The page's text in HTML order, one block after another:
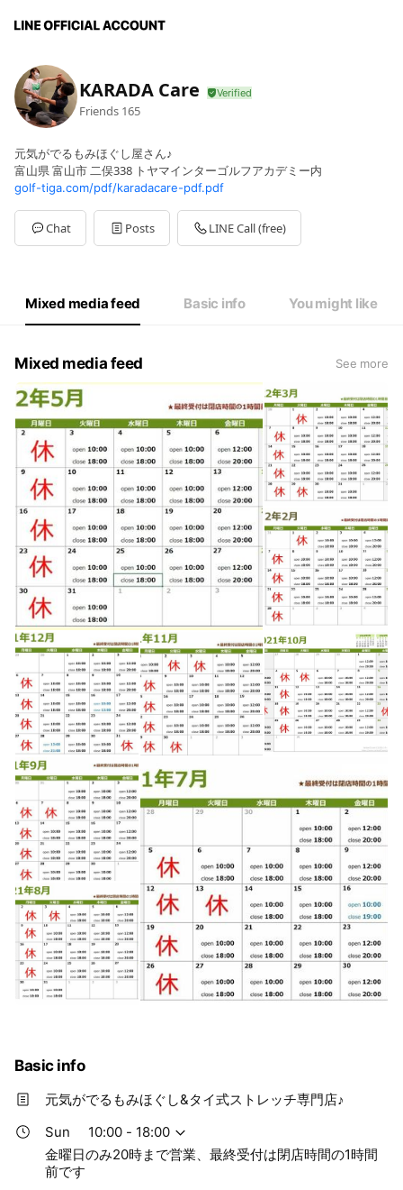
KARADA Care
Friends 165
元気がでるもみほぐし屋さん♪
富山県 富山市 二俣338 トヤマインターゴルフアカデミー内
golf-tiga.com/pdf/karadacare-pdf.pdf
Chat Posts LINE Call (free)
Mixed media feed Basic info You might like
Mixed media feed See more
Basic info
元気がでるもみほぐし&タイ式ストレッチ専門店♪
Sun
10:00 - 18:00
金曜日のみ20時まで営業、最終受付は閉店時間の1時間
前です